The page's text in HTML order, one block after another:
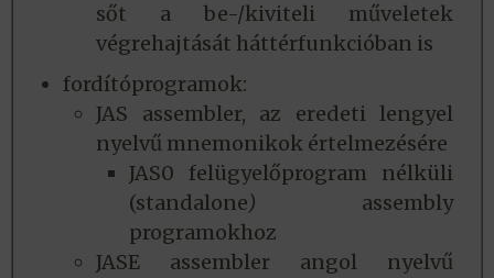
sőt a be-/kiviteli műveletek
végrehajtását háttérfunkcióban is
fordítóprogramok:
JAS assembler, az eredeti lengyel
nyelvű mnemonikok értelmezésére
JAS0 felügyelőprogram nélküli
(standalone) assembly
programokhoz
JASE assembler angol nyelvű